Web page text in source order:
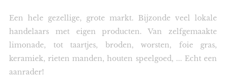
Een hele gezellige, grote markt. Bijzonde veel lokale
handelaars met eigen producten. Van zelfgemaakte
limonade, tot taartjes, broden, worsten, foie gras,
keramiek, rieten manden, houten speelgoed, ... Echt een
aanrader!